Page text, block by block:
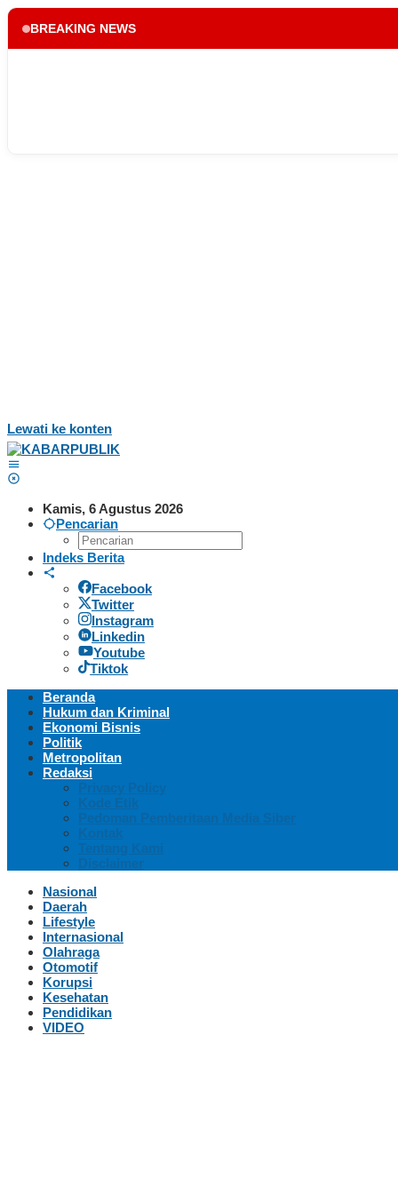
BREAKING NEWS
Lewati ke konten
Kamis, 6 Agustus 2026
Pencarian
Indeks Berita
Facebook
Twitter
Instagram
Linkedin
Youtube
Tiktok
Beranda
Hukum dan Kriminal
Ekonomi Bisnis
Politik
Metropolitan
Redaksi
Privacy Policy
Kode Etik
Pedoman Pemberitaan Media Siber
Kontak
Tentang Kami
Disclaimer
Nasional
Daerah
Lifestyle
Internasional
Olahraga
Otomotif
Korupsi
Kesehatan
Pendidikan
VIDEO